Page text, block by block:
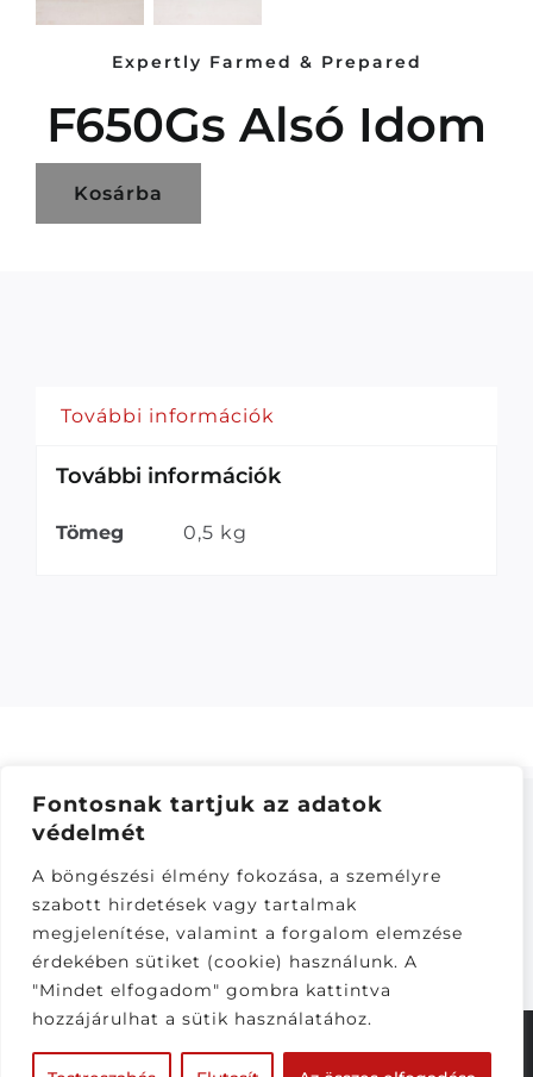
Fontosnak tartjuk az adatok
védelmét
A böngészési élmény fokozása, a személyre
szabott hirdetések vagy tartalmak
megjelenítése, valamint a forgalom elemzése
érdekében sütiket (cookie) használunk. A
"Mindet elfogadom" gombra kattintva
hozzájárulhat a sütik használatához.
Expertly Farmed & Prepared
F650Gs Alsó Idom
Kosárba
További információk
További információk
Tömeg 0,5 kg
ELÁLLÁS
Látogatók:
281,616
© Copyright 2020 - 2026 |
jog fenntartva | Készítette a
CsabaInformatika.NET